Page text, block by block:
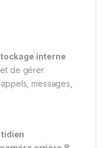
interne
de gérer
messages,